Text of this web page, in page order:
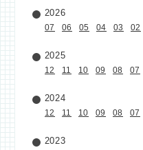
2026
07 06 05 04 03 02
2025
12 11 10 09 08 07
2024
12 11 10 09 08 07
2023